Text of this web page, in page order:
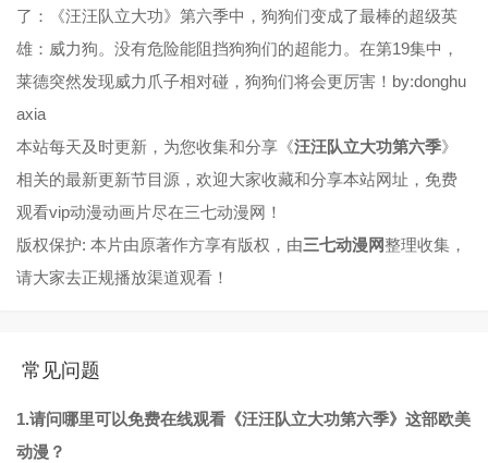
了：《汪汪队立大功》第六季中，狗狗们变成了最棒的超级英
雄：威力狗。没有危险能阻挡狗狗们的超能力。在第19集中，
莱德突然发现威力爪子相对碰，狗狗们将会更厉害！by:donghu
axia
本站每天及时更新，为您收集和分享《汪汪队立大功第六季》
相关的最新更新节目源，欢迎大家收藏和分享本站网址，免费
观看vip动漫动画片尽在三七动漫网！
版权保护: 本片由原著作方享有版权，由三七动漫网整理收集，
请大家去正规播放渠道观看！
常见问题
1.请问哪里可以免费在线观看《汪汪队立大功第六季》这部欧美
动漫？